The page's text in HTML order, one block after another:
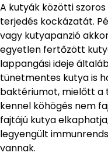
A kutyák közötti
terjedés kockázatát.
vagy kutyapanzió
egyetlen fertőzött
lappangási ideje
tünetmentes kutya is
baktériumot, mielőtt a
kennel köhögés nem
fajtájú kutya
legyengült
vannak.